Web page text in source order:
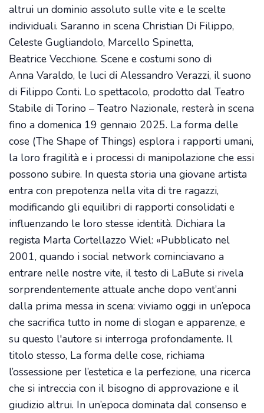
altrui un dominio assoluto sulle vite e le scelte
individuali. Saranno in scena Christian Di Filippo,
Celeste Gugliandolo, Marcello Spinetta,
Beatrice Vecchione. Scene e costumi sono di
Anna Varaldo, le luci di Alessandro Verazzi, il suono
di Filippo Conti. Lo spettacolo, prodotto dal Teatro
Stabile di Torino – Teatro Nazionale, resterà in scena
fino a domenica 19 gennaio 2025. La forma delle
cose (The Shape of Things) esplora i rapporti umani,
la loro fragilità e i processi di manipolazione che essi
possono subire. In questa storia una giovane artista
entra con prepotenza nella vita di tre ragazzi,
modificando gli equilibri di rapporti consolidati e
influenzando le loro stesse identità. Dichiara la
regista Marta Cortellazzo Wiel: «Pubblicato nel
2001, quando i social network cominciavano a
entrare nelle nostre vite, il testo di LaBute si rivela
sorprendentemente attuale anche dopo vent’anni
dalla prima messa in scena: viviamo oggi in un’epoca
che sacrifica tutto in nome di slogan e apparenze, e
su questo l'autore si interroga profondamente. Il
titolo stesso, La forma delle cose, richiama
l’ossessione per l’estetica e la perfezione, una ricerca
che si intreccia con il bisogno di approvazione e il
giudizio altrui. In un’epoca dominata dal consenso e